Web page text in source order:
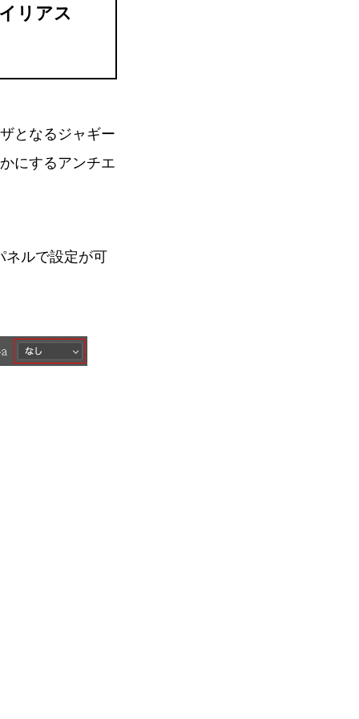
リアス
となるジャギー
にするアンチエ
ネルで設定が可